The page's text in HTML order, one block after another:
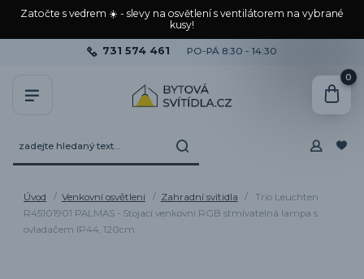
Zatočte s vedrem ☀️ - slevy na osvětlení s ventilátorem na vybrané
kusy!
731 574 461 PO-PÁ 8:30 - 14:30
0
Úvod Venkovní osvětlení Zahradní svítidla
Trio Leuchten
R45101901 PALMAS - Stojací venkovní RGB stmívatelná lampa s
ovladačem IP44, 120cm